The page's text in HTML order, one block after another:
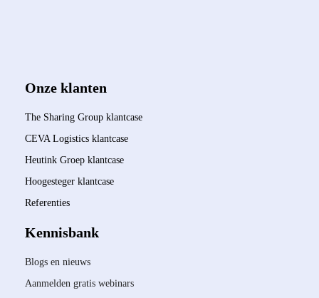
Onze klanten
The Sharing Group klantcase
CEVA Logistics klantcase
Heutink Groep klantcase
Hoogesteger klantcase
Referenties
Kennisbank
Blogs en nieuws
Aanmelden gratis webinars